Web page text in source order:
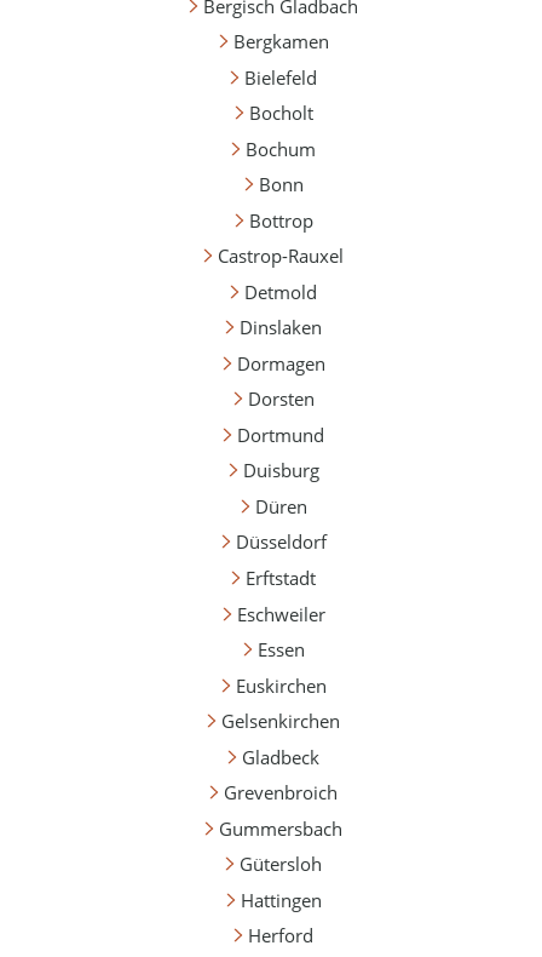
Bergisch Gladbach
Bergkamen
Bielefeld
Bocholt
Bochum
Bonn
Bottrop
Castrop-Rauxel
Detmold
Dinslaken
Dormagen
Dorsten
Dortmund
Duisburg
Düren
Düsseldorf
Erftstadt
Eschweiler
Essen
Euskirchen
Gelsenkirchen
Gladbeck
Grevenbroich
Gummersbach
Gütersloh
Hattingen
Herford